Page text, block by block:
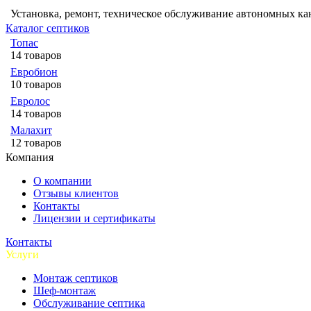
Установка, ремонт, техническое обслуживание автономных
Каталог септиков
Топас
14 товаров
Евробион
10 товаров
Евролос
14 товаров
Малахит
12 товаров
Компания
О компании
Отзывы клиентов
Контакты
Лицензии и сертификаты
Контакты
Услуги
Монтаж септиков
Шеф-монтаж
Обслуживание септика